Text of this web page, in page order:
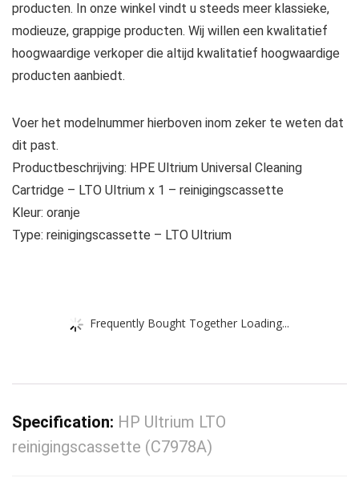
producten. In onze winkel vindt u steeds meer klassieke,
modieuze, grappige producten. Wij willen een kwalitatief
hoogwaardige verkoper die altijd kwalitatief hoogwaardige
producten aanbiedt.
Voer het modelnummer hierboven inom zeker te weten dat
dit past.
Productbeschrijving: HPE Ultrium Universal Cleaning
Cartridge – LTO Ultrium x 1 – reinigingscassette
Kleur: oranje
Type: reinigingscassette – LTO Ultrium
Frequently Bought Together Loading...
Specification: HP Ultrium LTO
reinigingscassette (C7978A)